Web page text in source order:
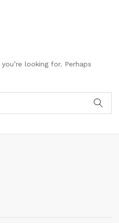
looking for. Perhaps